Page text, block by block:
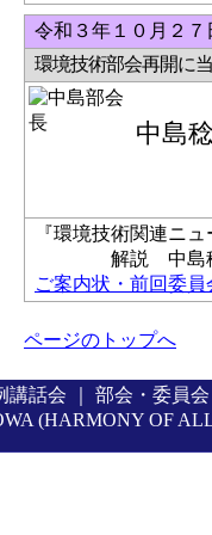
令和３年１０月２
環境技術部会再開に
中島
『環境技術関連ニ
解説 中島稔科
ご案内状・前回委員
ページのトップへ
講話会 部会・委員会
(HARMONY OF